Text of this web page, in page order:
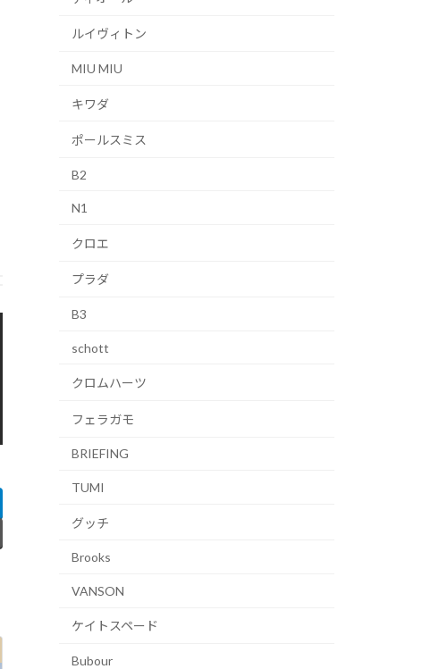
ルイヴィトン
MIU MIU
キワダ
ポールスミス
B2
N1
クロエ
プラダ
B3
schott
クロムハーツ
フェラガモ
BRIEFING
TUMI
グッチ
Brooks
VANSON
ケイトスペード
Bubour